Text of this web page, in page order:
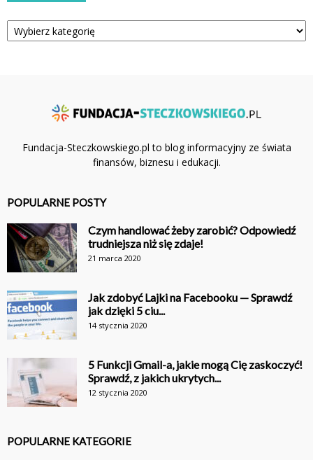
Kategorie
Fundacja-Steczkowskiego.pl to blog informacyjny ze świata
finansów, biznesu i edukacji.
POPULARNE POSTY
Czym handlować żeby zarobić? Odpowiedź
trudniejsza niż się zdaje!
21 marca 2020
Jak zdobyć Lajki na Facebooku — Sprawdź
jak dzięki 5 ciu...
14 stycznia 2020
5 Funkcji Gmail-a, jakie mogą Cię zaskoczyć!
Sprawdź, z jakich ukrytych...
12 stycznia 2020
POPULARNE KATEGORIE